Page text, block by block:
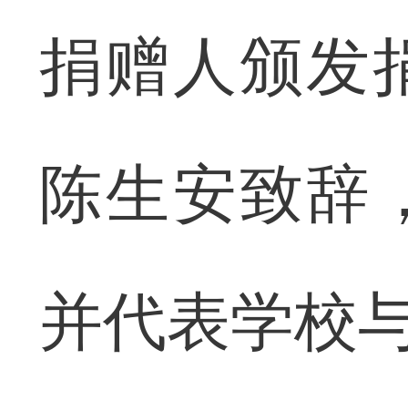
捐赠人颁发
陈生安致辞
并代表学校